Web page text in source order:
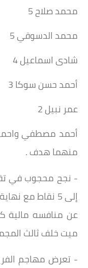
محمد صلاح 5
محمد الدسوقي 5
شادى اسماعيل 4
أحمد حسن سوكا 3
عمر نبيل 2
أحمد مصطفي
منهما هدف .
- نجح محجوب في
إلى 5 نقاط مع
ميت خلف ثالث
- تعرض مهاجم